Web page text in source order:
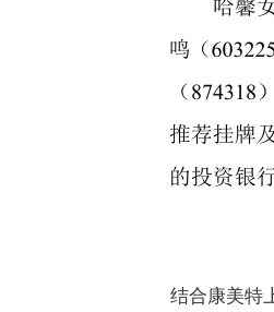
结合康美特